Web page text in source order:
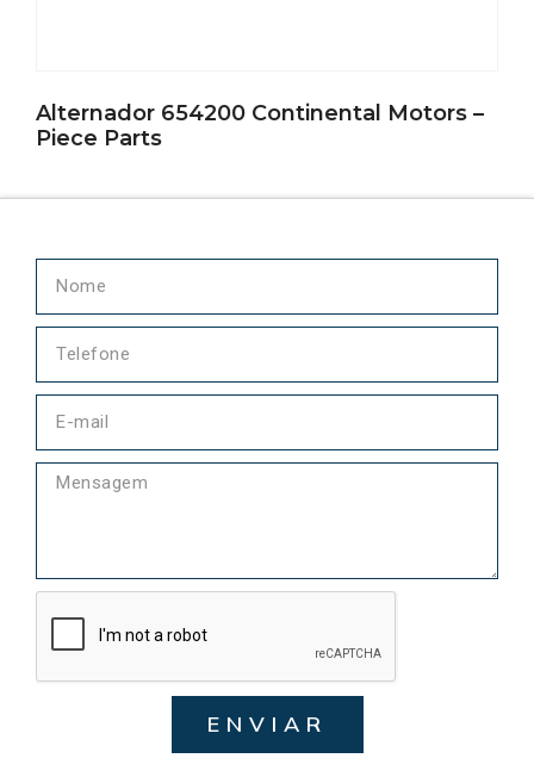
Alternador 654200 Continental Motors –
Piece Parts
ENVIAR